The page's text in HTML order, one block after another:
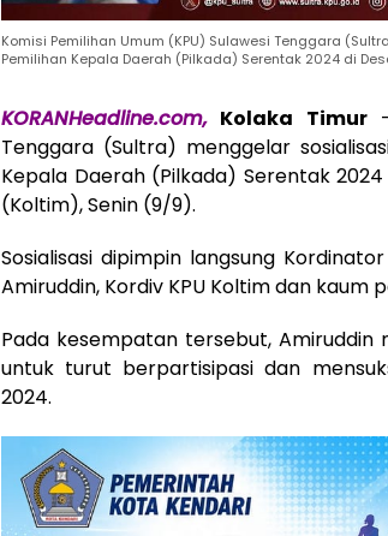
Komisi Pemilihan Umum (KPU) Sulawesi Tenggara
Pemilihan Kepala Daerah (Pilkada) Serentak 2024 di
KORANHeadline.com, Kolaka Timur–
Tenggara (Sultra) menggelar
Kepala Daerah (Pilkada) Serentak
(Koltim), Senin (9/9).
Sosialisasi dipimpin langsung
Amiruddin, Kordiv KPU Koltim dan kaum
Pada kesempatan tersebut, Amiruddin
untuk turut berpartisipasi dan
2024.